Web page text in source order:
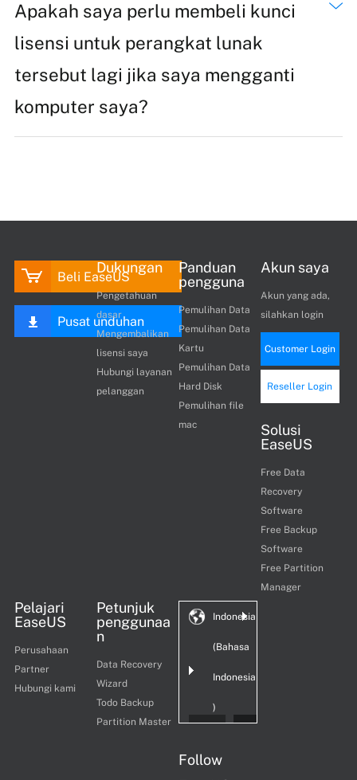
Apakah saya perlu membeli kunci
lisensi untuk perangkat lunak
tersebut lagi jika saya mengganti
komputer saya?
Beli EaseUS
Pusat unduhan
Dukungan
Pengetahuan
dasar
Mengembalikan
lisensi saya
Hubungi layanan
pelanggan
Panduan
pengguna
Pemulihan Data
Pemulihan Data
Kartu
Pemulihan Data
Hard Disk
Pemulihan file
mac
Akun saya
Akun yang ada,
silahkan login
Customer Login
Reseller Login
Solusi
EaseUS
Free Data
Recovery
Software
Free Backup
Software
Free Partition
Manager
Pelajari
EaseUS
Perusahaan
Partner
Hubungi kami
Petunjuk
penggunaa
n
Data Recovery
Wizard
Todo Backup
Partition Master
Indonesia
(Bahasa
Indonesia
)
Follow